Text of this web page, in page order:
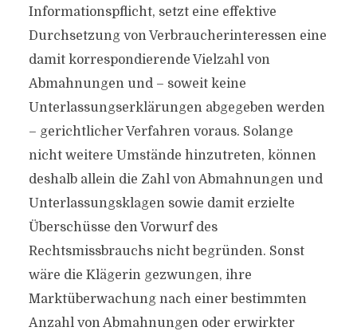
Informationspflicht, setzt eine effektive
Durchsetzung von Verbraucherinteressen eine
damit korrespondierende Vielzahl von
Abmahnungen und – soweit keine
Unterlassungserklärungen abgegeben werden
– gerichtlicher Verfahren voraus. Solange
nicht weitere Umstände hinzutreten, können
deshalb allein die Zahl von Abmahnungen und
Unterlassungsklagen sowie damit erzielte
Überschüsse den Vorwurf des
Rechtsmissbrauchs nicht begründen. Sonst
wäre die Klägerin gezwungen, ihre
Marktüberwachung nach einer bestimmten
Anzahl von Abmahnungen oder erwirkter